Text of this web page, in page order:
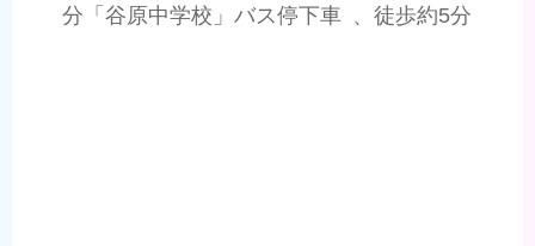
分「谷原中学校」バス停下車 、徒歩約5分